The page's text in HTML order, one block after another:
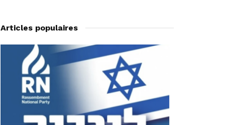
Articles populaires